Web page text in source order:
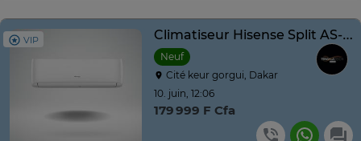
VIP Climatiseur Hisense Split AS-12CR
Neuf
Cité keur gorgui, Dakar
10. juin, 12:06
179 999 F Cfa